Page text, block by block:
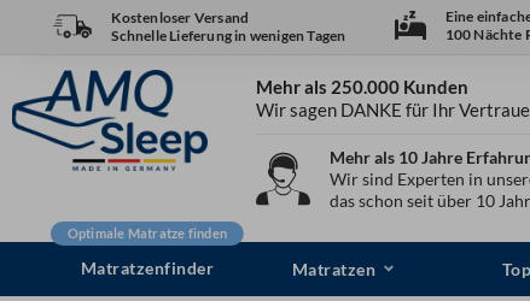
springen
Kostenloser Versand
Schnelle Lieferung in wenigen Tagen
Eine
100 Nächte
Mehr als 250.000 Kunden
Wir sagen DANKE für Ihr
Mehr als 10 Jahre
Wir sind Experten in
das schon seit über 10
Optimale Matratze finden
Matratzenfinder Matratzen